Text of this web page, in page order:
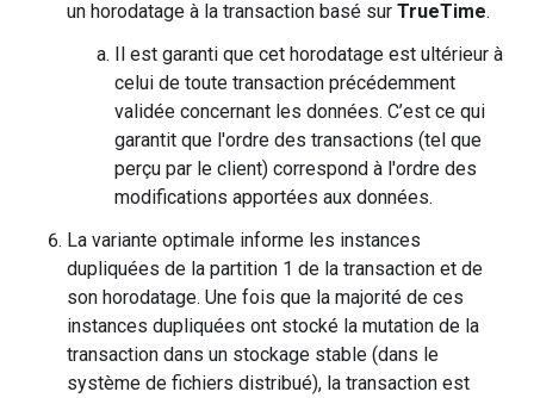
un horodatage à la transaction basé sur TrueTime.
Il est garanti que cet horodatage est ultérieur à
celui de toute transaction précédemment
validée concernant les données. C’est ce qui
garantit que l'ordre des transactions (tel que
perçu par le client) correspond à l'ordre des
modifications apportées aux données.
La variante optimale informe les instances
dupliquées de la partition 1 de la transaction et de
son horodatage. Une fois que la majorité de ces
instances dupliquées ont stocké la mutation de la
transaction dans un stockage stable (dans le
système de fichiers distribué), la transaction est